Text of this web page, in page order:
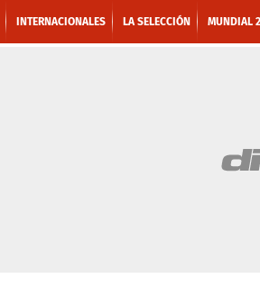
INTERNACIONALES LA SELECCIÓN MUNDIAL